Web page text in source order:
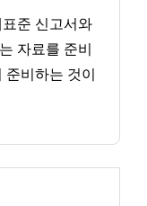
준 신고서와
자료를 준비
비하는 것이